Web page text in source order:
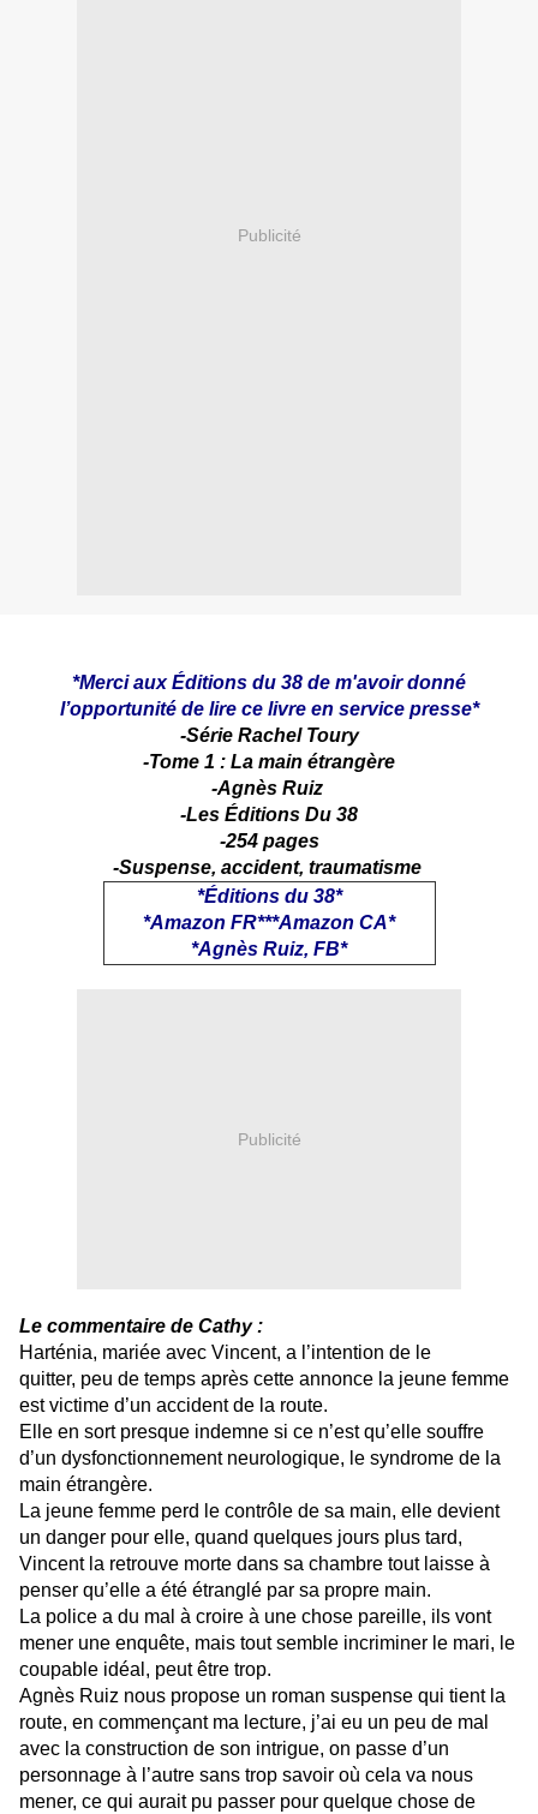
Publicité
*Merci aux Éditions du 38 de m'avoir donné
l’opportunité de lire ce livre en service presse*
-Série Rachel Toury
-Tome 1 : La main étrangère
-Agnès Ruiz
-Les Éditions Du 38
-254 pages
-Suspense, accident, traumatisme
*Éditions du 38*
*Amazon FR***Amazon CA*
*Agnès Ruiz, FB*
Publicité
Le commentaire de Cathy :
Harténia, mariée avec Vincent, a l’intention de le
quitter, peu de temps après cette annonce la jeune femme
est victime d’un accident de la route.
Elle en sort presque indemne si ce n’est qu’elle souffre
d’un dysfonctionnement neurologique, le syndrome de la
main étrangère.
La jeune femme perd le contrôle de sa main, elle devient
un danger pour elle, quand quelques jours plus tard,
Vincent la retrouve morte dans sa chambre tout laisse à
penser qu’elle a été étranglé par sa propre main.
La police a du mal à croire à une chose pareille, ils vont
mener une enquête, mais tout semble incriminer le mari, le
coupable idéal, peut être trop.
Agnès Ruiz nous propose un roman suspense qui tient la
route, en commençant ma lecture, j’ai eu un peu de mal
avec la construction de son intrigue, on passe d’un
personnage à l’autre sans trop savoir où cela va nous
mener, ce qui aurait pu passer pour quelque chose de